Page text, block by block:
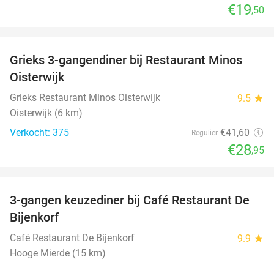
€19,50
30%
Grieks 3-gangendiner bij Restaurant Minos
Oisterwijk
Grieks Restaurant Minos Oisterwijk 9.5 star
Oisterwijk (6 km)
Verkocht: 375
Regulier €41,60
€28,95
30%
3-gangen keuzediner bij Café Restaurant De
Bijenkorf
Café Restaurant De Bijenkorf 9.9 star
Hooge Mierde (15 km)